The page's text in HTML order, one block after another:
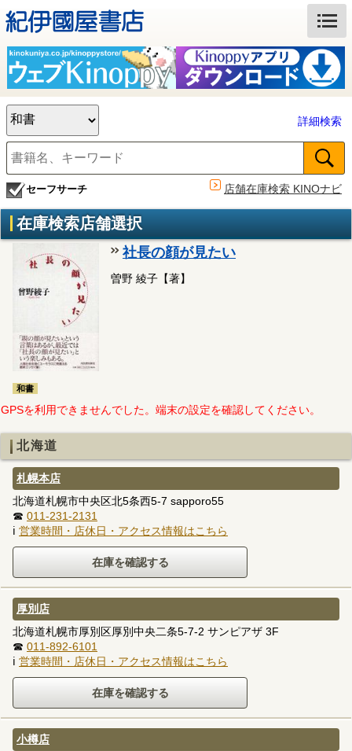
詳細検索
セーフサーチ 店舗在庫検索 KINOナビ
在庫検索店舗選択
和書
社長の顔が見たい
曽野 綾子【著】
GPSを利用できませんでした。端末の設定を確認してください。
北海道
札幌本店
北海道札幌市中央区北5条西5-7 sapporo55
☎ 011-231-2131
ℹ 営業時間・店休日・アクセス情報はこちら
厚別店
北海道札幌市厚別区厚別中央二条5-7-2 サンピアザ 3F
☎ 011-892-6101
ℹ 営業時間・店休日・アクセス情報はこちら
小樽店